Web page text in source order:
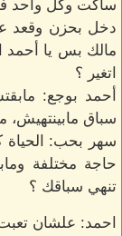
ساكت وكل واحد
دخل بحزن وقعد
مالك بس يا أحمد
اتغير ؟
أحمد بوجع:
سباق
سهر بحب: الحياة
حاجة مختلفة
تنهي سباقك ؟
احمد: علشان